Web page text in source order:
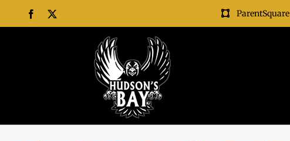
content
Facebook ParentSquare